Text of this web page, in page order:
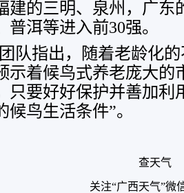
建的三明、泉州，广东
普洱等进入前30强。
队指出，随着老龄化
示着候鸟式养老庞大的
只要好好保护并善加利
候鸟生活条件”。
查天气
关注“广西天气”微